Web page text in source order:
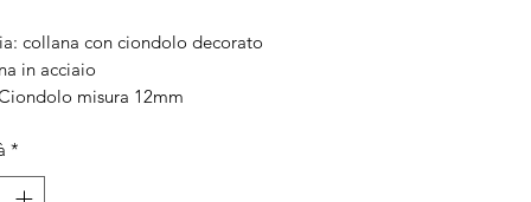
collana con ciondolo decorato
in acciaio
misura 12mm
Acciaio anallergico e senza
*